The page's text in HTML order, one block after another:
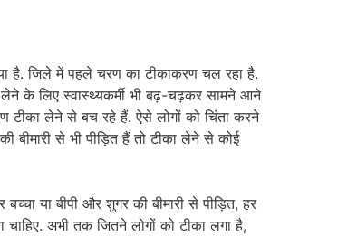
है. जिले में पहले चरण का टीकाकरण चल रहा है.
लेने के लिए स्वास्थ्यकर्मी भी बढ़-चढ़कर सामने आने
लेने से बच रहे हैं. ऐसे लोगों को चिंता करने
बीमारी से भी पीड़ित हैं तो टीका लेने से कोई
या बीपी और शुगर की बीमारी से पीड़ित, हर
अभी तक जितने लोगों को टीका लगा है,